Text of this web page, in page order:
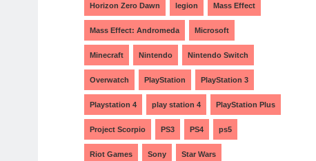
Horizon Zero Dawn legion Mass Effect
Mass Effect: Andromeda Microsoft
Minecraft Nintendo Nintendo Switch
Overwatch PlayStation PlayStation 3
Playstation 4 play station 4 PlayStation Plus
Project Scorpio PS3 PS4 ps5
Riot Games Sony Star Wars